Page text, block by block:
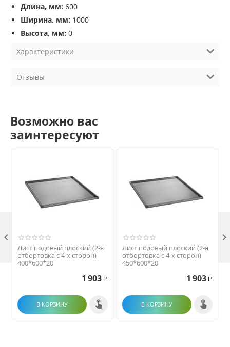
Длина, мм: 600
Ширина, мм: 1000
Высота, мм: 0
Характеристики
Отзывы
Возможно вас
заинтересуют
Лист подовый плоский (2-я
отбортовка с 4-х сторон)
400*600*20
1 903 Р
В КОРЗИНУ
Лист подовый плоский (2-я
отбортовка с 4-х сторон)
450*600*20
1 903 Р
В КОРЗИНУ
 